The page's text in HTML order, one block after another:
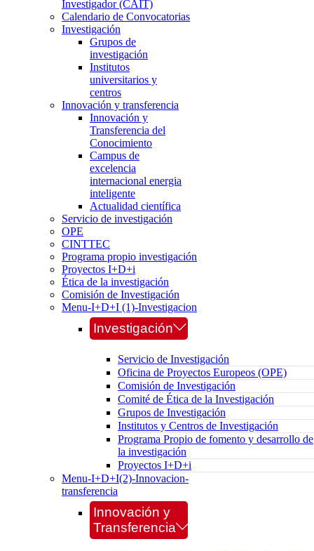
Investigador (CAIT)
Calendario de Convocatorias
Investigación
Grupos de
investigación
Institutos
universitarios y
centros
Innovación y transferencia
Innovación y
Transferencia del
Conocimiento
Campus de
excelencia
internacional energia
inteligente
Actualidad científica
Servicio de investigación
OPE
CINTTEC
Programa propio investigación
Proyectos I+D+i
Ética de la investigación
Comisión de Investigación
Menu-I+D+I (1)-Investigacion
Investigación
Servicio de Investigación
Oficina de Proyectos Europeos (OPE)
Comisión de Investigación
Comité de Ética de la Investigación
Grupos de Investigación
Institutos y Centros de Investigación
Programa Propio de fomento y desarrollo de
la investigación
Proyectos I+D+i
Menu-I+D+I(2)-Innovacion-
transferencia
Innovación y
Transferencia